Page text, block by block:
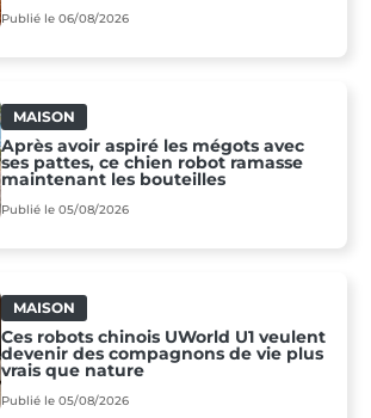
Publié le 06/08/2026
MAISON
Après avoir aspiré les mégots avec
ses pattes, ce chien robot ramasse
maintenant les bouteilles
Publié le 05/08/2026
MAISON
Ces robots chinois UWorld U1 veulent
devenir des compagnons de vie plus
vrais que nature
Publié le 05/08/2026